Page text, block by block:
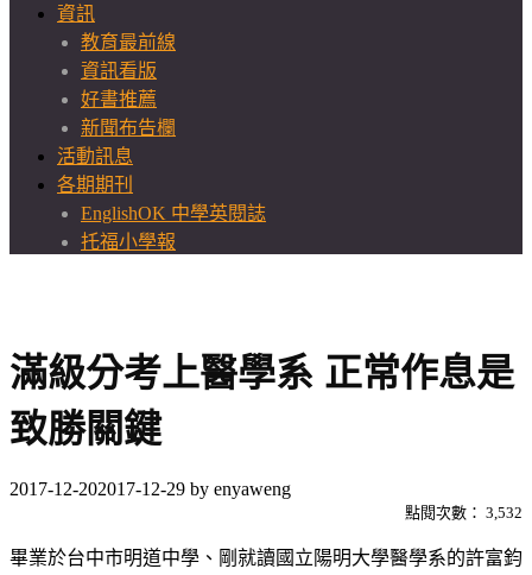
資訊
教育最前線
資訊看版
好書推薦
新聞布告欄
活動訊息
各期期刊
EnglishOK 中學英閱誌
托福小學報
滿級分考上醫學系 正常作息是
致勝關鍵
2017-12-202017-12-29 by enyaweng
點閱次數： 3,532
畢業於台中市明道中學、剛就讀國立陽明大學醫學系的許富鈞